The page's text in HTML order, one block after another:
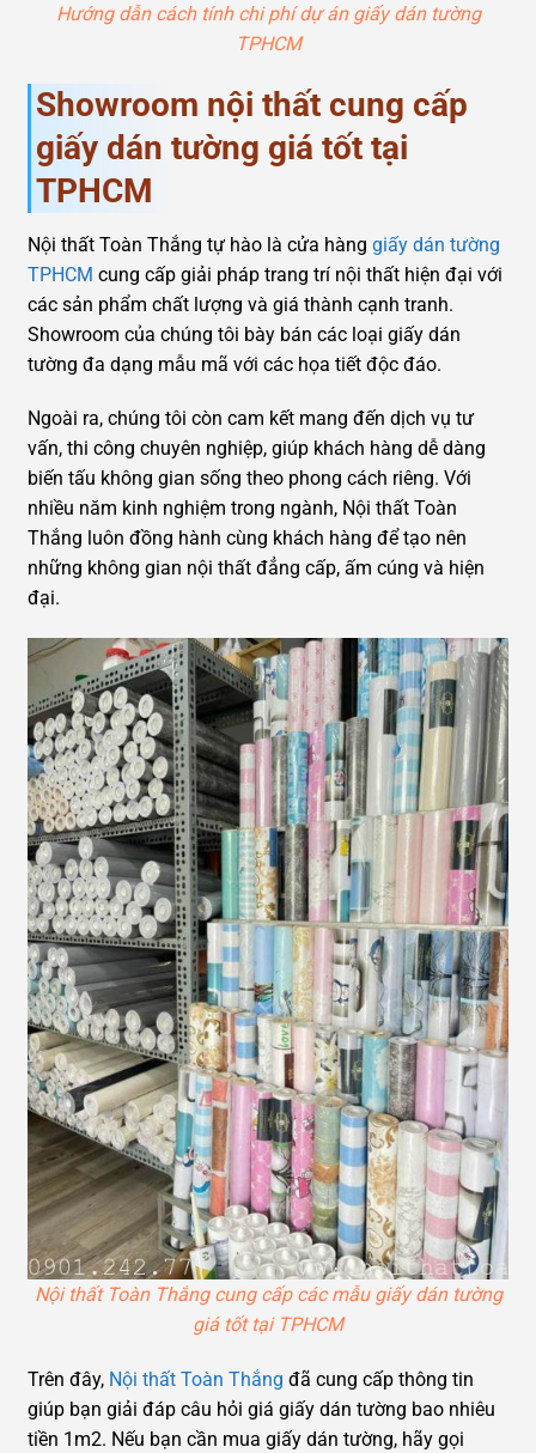
Hướng dẫn cách tính chi phí dự án giấy dán tường
TPHCM
Showroom nội thất cung cấp
giấy dán tường giá tốt tại
TPHCM
Nội thất Toàn Thắng tự hào là cửa hàng giấy dán tường
TPHCM cung cấp giải pháp trang trí nội thất hiện đại với
các sản phẩm chất lượng và giá thành cạnh tranh.
Showroom của chúng tôi bày bán các loại giấy dán
tường đa dạng mẫu mã với các họa tiết độc đáo.
Ngoài ra, chúng tôi còn cam kết mang đến dịch vụ tư
vấn, thi công chuyên nghiệp, giúp khách hàng dễ dàng
biến tấu không gian sống theo phong cách riêng. Với
nhiều năm kinh nghiệm trong ngành, Nội thất Toàn
Thắng luôn đồng hành cùng khách hàng để tạo nên
những không gian nội thất đẳng cấp, ấm cúng và hiện
đại.
Nội thất Toàn Thắng cung cấp các mẫu giấy dán tường
giá tốt tại TPHCM
Trên đây, Nội thất Toàn Thắng đã cung cấp thông tin
giúp bạn giải đáp câu hỏi giá giấy dán tường bao nhiêu
tiền 1m2. Nếu bạn cần mua giấy dán tường, hãy gọi